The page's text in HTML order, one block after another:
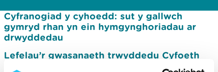
Cyfranogiad y cyhoedd: sut y gallwch
gymryd rhan yn ein hymgynghoriadau ar
drwyddedau
Lefelau’r gwasanaeth trwyddedu Cyfoeth